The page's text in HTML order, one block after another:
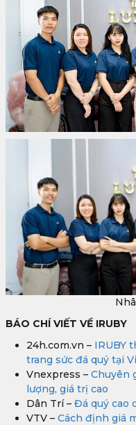
BÁO CHÍ VIẾT VỀ IRUBY
24h.com.vn – IRUBY
trang sức đá quý tại
Vnexpress – Chuyên
lượng, giá trị cao
Dân Trí – Đá quý cao
VTV – Cách định giá